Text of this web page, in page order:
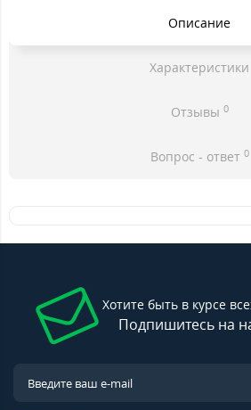
Описание
Характеристики
Отзывы 0
Вопрос - ответ 0
Хотите быть в курсе
Подпишитесь на